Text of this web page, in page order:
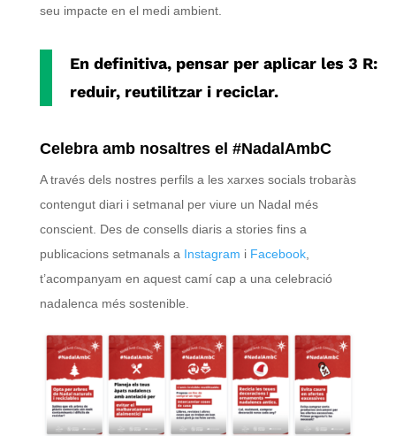
seu impacte en el medi ambient.
En definitiva, pensar per aplicar les 3 R:
reduir, reutilitzar i reciclar.
Celebra amb nosaltres el #NadalAmbC
A través dels nostres perfils a les xarxes socials trobaràs
contengut diari i setmanal per viure un Nadal més
conscient. Des de consells diaris a stories fins a
publicacions setmanals a Instagram i Facebook,
t’acompanyam en aquest camí cap a una celebració
nadalenca més sostenible.